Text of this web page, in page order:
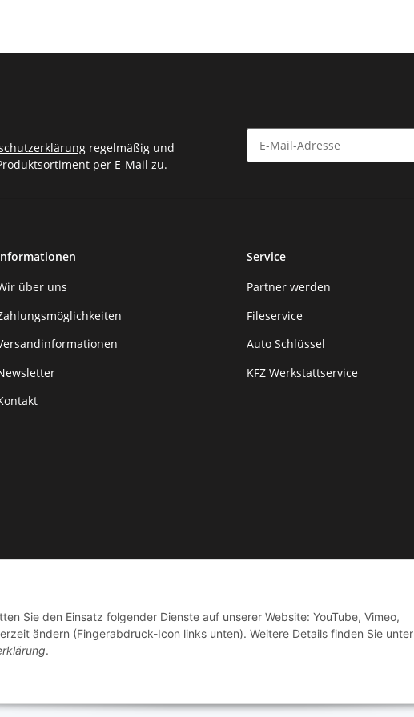
Sie den Einsatz folgender Dienste auf unserer Website: YouTube, Vimeo,
ändern (Fingerabdruck-Icon links unten). Weitere Details finden Sie unter
.
regelmäßig und
per E-Mail zu.
über uns
Service
Partner werden
Fileservice
Auto Schlüssel
KFZ Werkstattservice
© by Moto Technik UG